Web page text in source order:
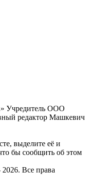
Учредитель ООО
редактор Машкевич
выделите её и
бы сообщить об этом
Все права